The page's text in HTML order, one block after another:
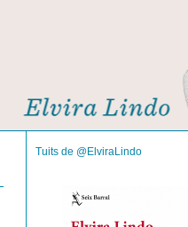
Tuits de @ElviraLindo